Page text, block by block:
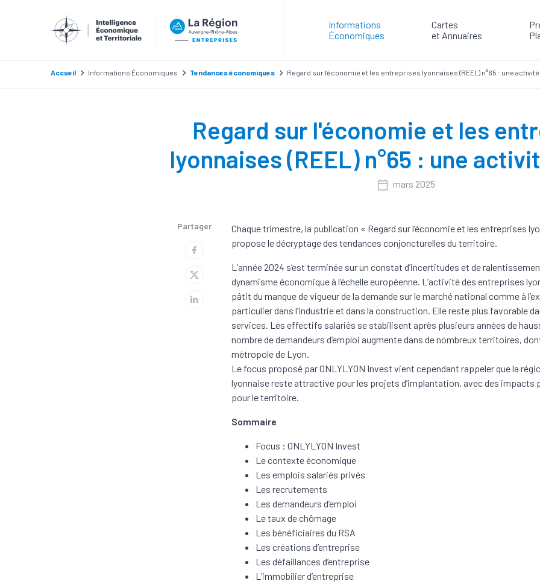
Informations
Économiques
Cartes
et Annuaires
Accueil Informations Économiques Tendances économiques Regard sur l'économie et les entreprises lyonnaises (REEL) n°65 : une
Regard sur l'économie et les
lyonnaises (REEL) n°65 : une
mars 2025
Partager
Chaque trimestre, la publication « Regard sur l’économie et les entreprises
propose le décryptage des tendances conjoncturelles du territoire.
L’année 2024 s’est terminée sur un constat d’incertitudes et de
dynamisme économique à l’échelle européenne. L’activité des entreprises
pâtit du manque de vigueur de la demande sur le marché national comme à
particulier dans l’industrie et dans la construction. Elle reste plus favorable
services. Les effectifs salariés se stabilisent après plusieurs années de
nombre de demandeurs d’emploi augmente dans de nombreux territoires,
métropole de Lyon.
Le focus proposé par ONLYLYON Invest vient cependant rappeler que la
lyonnaise reste attractive pour les projets d’implantation, avec des
pour le territoire.
Sommaire
Focus : ONLYLYON Invest
Le contexte économique
Les emplois salariés privés
Les recrutements
Les demandeurs d’emploi
Le taux de chômage
Les bénéficiaires du RSA
Les créations d’entreprise
Les défaillances d’entreprise
L’immobilier d’entreprise